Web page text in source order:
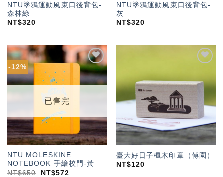
NTU塗鴉運動風束口後背包-
森林綠
NT$320
NTU塗鴉運動風束口後背包-
灰
NT$320
-12%
加入
「願
望輕
已售完
NTU MOLESKINE
NOTEBOOK 手繪校門-黃
NT$650 NT$572
望輕
臺大好日子楓木印章（傅園）
NT$120